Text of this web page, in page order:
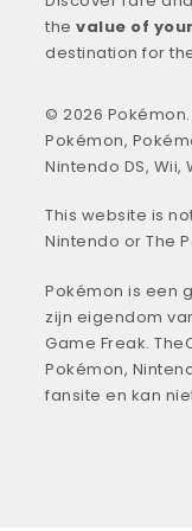
the value of
destination for
© 2026 Pokémon.
Pokémon,
Nintendo DS,
This website is
Nintendo or The
Pokémon is een
zijn eigendom
Game Freak.
Pokémon,
fansite en kan